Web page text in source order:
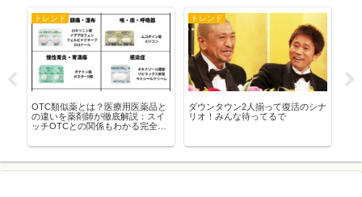
トレンド
OTC類似薬とは？医療用医薬品と
の違いを薬剤師が徹底解説：スイ
ッチOTCとの関係もわかる完全ガ
トレンド
ダウンタウン2人揃って復活のシナ
リオ！みんな待ってるで